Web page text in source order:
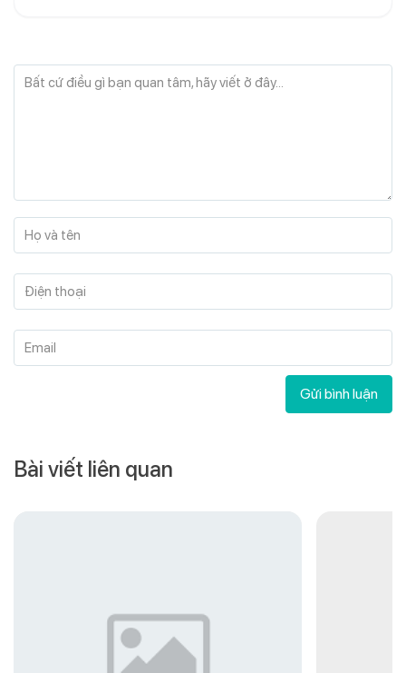
Bất cứ điều gì bạn quan tâm, hãy viết ở đây...
Họ và tên
Điện thoại
Email
Gửi bình luận
Bài viết liên quan